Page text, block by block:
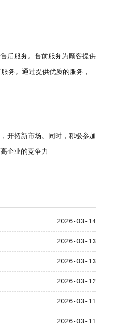
后服务。售前服务为顾客提供
务。通过提供优质的服务，
开拓新市场。同时，积极参加
企业的竞争力
2026-03-14
2026-03-13
2026-03-13
2026-03-12
2026-03-11
2026-03-11